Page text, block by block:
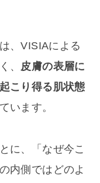
、VISIAによる
、 皮膚の表層に
こり得る肌状態
います。
に、「なぜ今こ
内側ではどのよ